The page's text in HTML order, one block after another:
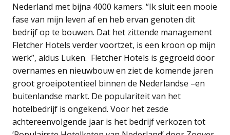
Nederland met bijna 4000 kamers. “Ik sluit een mooie
fase van mijn leven af en heb ervan genoten dit
bedrijf op te bouwen. Dat het zittende management
Fletcher Hotels verder voortzet, is een kroon op mijn
werk”, aldus Luken. Fletcher Hotels is gegroeid door
overnames en nieuwbouw en ziet de komende jaren
groot groeipotentieel binnen de Nederlandse –en
buitenlandse markt. De populariteit van het
hotelbedrijf is ongekend. Voor het zesde
achtereenvolgende jaar is het bedrijf verkozen tot